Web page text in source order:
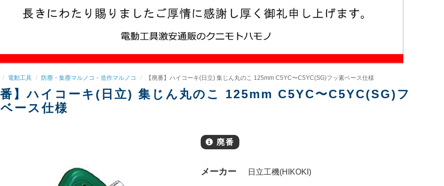
電動工具 防塵・集塵マルノコ・造作マルノコ 【廃番】ハイコーキ(日立) 集じん丸のこ 125mm C5YC〜C5YC(SG)フッ素ベース仕様
】ハイコーキ(日立) 集じん丸のこ 125mm C5YC〜C5YC(SG)フ
ース仕様
廃番
メーカー 日立工機(HIKOKI)